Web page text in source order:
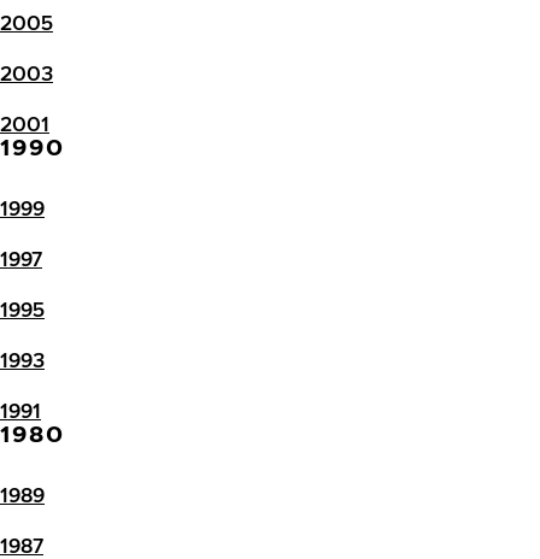
2005
2003
2001
1990
1999
1997
1995
1993
1991
1980
1989
1987